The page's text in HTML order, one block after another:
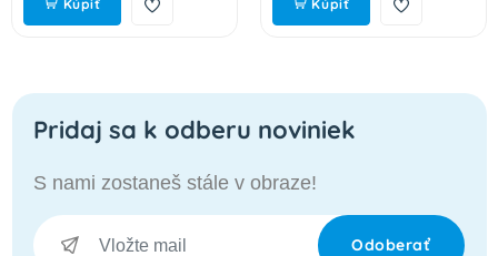
Kúpiť Kúpiť
Pridaj sa k odberu noviniek
S nami zostaneš stále v obraze!
Odoberať